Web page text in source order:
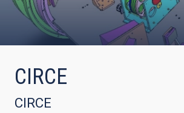
CIRCE
CIRCE